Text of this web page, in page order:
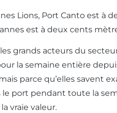
Lions, Port Canto est à
est à deux cents
grands acteurs du
la semaine entière
parce qu’elles savent
port pendant toute la
vraie valeur.